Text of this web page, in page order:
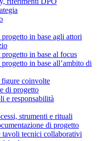
in base agli attori
in base al focus
in base all’ambito di
figure coinvolte
di progetto
e responsabilità
strumenti e rituali
di progetto
tavoli tecnici collaborativi